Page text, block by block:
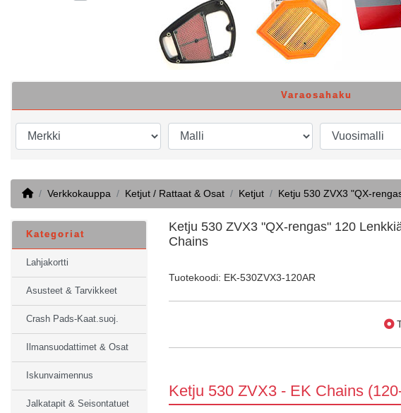
Varaosahaku
HomeVerkkokauppa Ketjut / Rattaat & Osat Ketjut Ketju 530 ZVX3 "QX-
Ketju 530 ZVX3 "QX-rengas" 120
Chains
Tuotekoodi: EK-530ZVX3-120AR
Ketju 530 ZVX3 - EK Chains
Kategoriat
Lahjakortti
Asusteet & Tarvikkeet
Crash Pads-Kaat.suoj.
Ilmansuodattimet & Osat
Iskunvaimennus
Jalkatapit & Seisontatuet